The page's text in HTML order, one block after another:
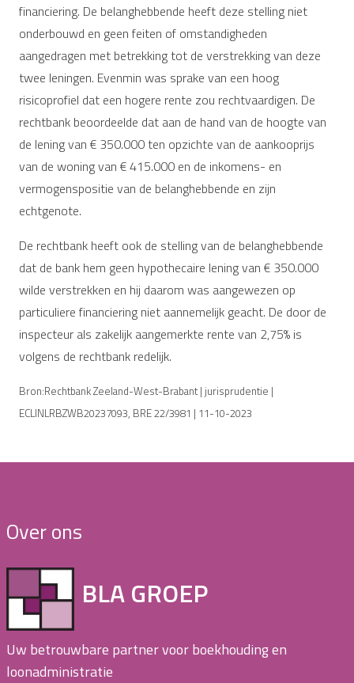
financiering. De belanghebbende heeft deze stelling niet
onderbouwd en geen feiten of omstandigheden
aangedragen met betrekking tot de verstrekking van deze
twee leningen. Evenmin was sprake van een hoog
risicoprofiel dat een hogere rente zou rechtvaardigen. De
rechtbank beoordeelde dat aan de hand van de hoogte van
de lening van € 350.000 ten opzichte van de aankooprijs
van de woning van € 415.000 en de inkomens- en
vermogenspositie van de belanghebbende en zijn
echtgenote.
De rechtbank heeft ook de stelling van de belanghebbende
dat de bank hem geen hypothecaire lening van € 350.000
wilde verstrekken en hij daarom was aangewezen op
particuliere financiering niet aannemelijk geacht. De door de
inspecteur als zakelijk aangemerkte rente van 2,75% is
volgens de rechtbank redelijk.
Bron:Rechtbank Zeeland-West-Brabant | jurisprudentie |
ECLINLRBZWB20237093, BRE 22/3981 | 11-10-2023
Over ons
BLA GROEP
Uw betrouwbare partner voor boekhouding en
loonadministratie